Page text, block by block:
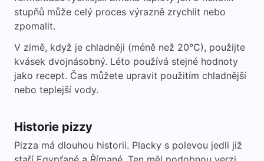
stupňů může celý proces výrazně zrychlit nebo
zpomalit.
V zimě, když je chladněji (méně než 20°C), použijte
kvásek dvojnásobný. Léto používá stejné hodnoty
jako recept. Čas můžete upravit použitím chladnější
nebo teplejší vody.
Historie pizzy
Pizza má dlouhou historii. Placky s polevou jedli již